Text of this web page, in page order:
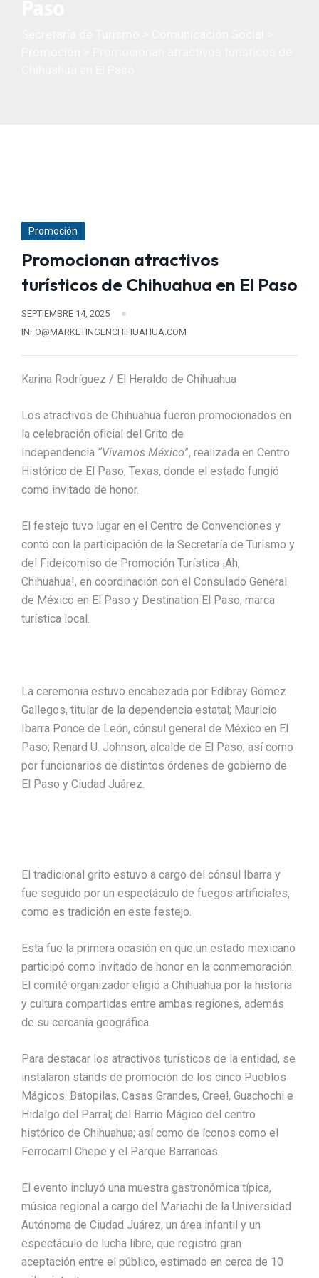
Promoción
Promocionan atractivos
turísticos de Chihuahua en El Paso
SEPTIEMBRE 14, 2025
INFO@MARKETINGENCHIHUAHUA.COM
Karina Rodríguez / El Heraldo de Chihuahua
Los atractivos de Chihuahua fueron promocionados en
la celebración oficial del Grito de
Independencia “Vivamos México”, realizada en Centro
Histórico de El Paso, Texas, donde el estado fungió
como invitado de honor.
El festejo tuvo lugar en el Centro de Convenciones y
contó con la participación de la Secretaría de Turismo y
del Fideicomiso de Promoción Turística ¡Ah,
Chihuahua!, en coordinación con el Consulado General
de México en El Paso y Destination El Paso, marca
turística local.
La ceremonia estuvo encabezada por Edibray Gómez
Gallegos, titular de la dependencia estatal; Mauricio
Ibarra Ponce de León, cónsul general de México en El
Paso; Renard U. Johnson, alcalde de El Paso; así como
por funcionarios de distintos órdenes de gobierno de
El Paso y Ciudad Juárez.
El tradicional grito estuvo a cargo del cónsul Ibarra y
fue seguido por un espectáculo de fuegos artificiales,
como es tradición en este festejo.
Esta fue la primera ocasión en que un estado mexicano
participó como invitado de honor en la conmemoración.
El comité organizador eligió a Chihuahua por la historia
y cultura compartidas entre ambas regiones, además
de su cercanía geográfica.
Para destacar los atractivos turísticos de la entidad, se
instalaron stands de promoción de los cinco Pueblos
Mágicos: Batopilas, Casas Grandes, Creel, Guachochi e
Hidalgo del Parral; del Barrio Mágico del centro
histórico de Chihuahua; así como de íconos como el
Ferrocarril Chepe y el Parque Barrancas.
El evento incluyó una muestra gastronómica típica,
música regional a cargo del Mariachi de la Universidad
Autónoma de Ciudad Juárez, un área infantil y un
espectáculo de lucha libre, que registró gran
aceptación entre el público, estimado en cerca de 10